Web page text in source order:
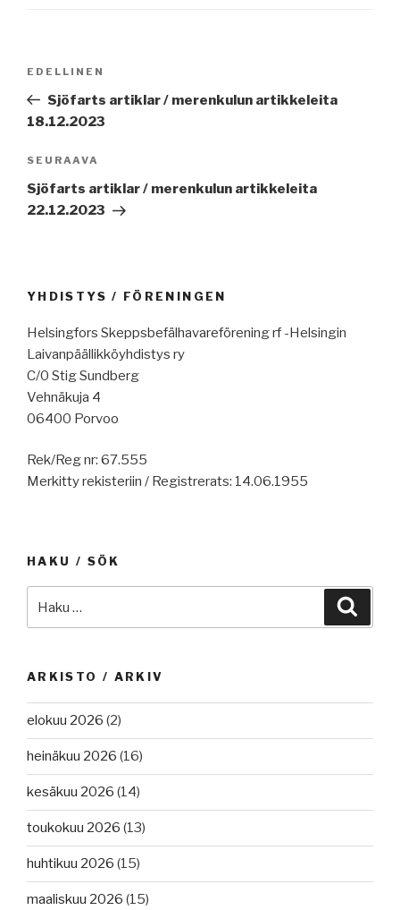
Edellinen
artikkeli
EDELLINEN
Sjöfarts artiklar / merenkulun artikkeleita
18.12.2023
Seuraava
artikkeli
SEURAAVA
Sjöfarts artiklar / merenkulun artikkeleita
22.12.2023
YHDISTYS / FÖRENINGEN
Helsingfors Skeppsbefälhavareförening rf -Helsingin
Laivanpäällikköyhdistys ry
C/0 Stig Sundberg
Vehnäkuja 4
06400 Porvoo
Rek/Reg nr: 67.555
Merkitty rekisteriin / Registrerats: 14.06.1955
HAKU / SÖK
ARKISTO / ARKIV
elokuu 2026 (2)
heinäkuu 2026 (16)
kesäkuu 2026 (14)
toukokuu 2026 (13)
huhtikuu 2026 (15)
maaliskuu 2026 (15)